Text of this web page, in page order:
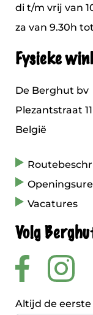
di t/m vrij van
za van 9.30h
Fysieke
De Berghut bv
Plezantstraat 11
België
Vacatures
Volg
Altijd de